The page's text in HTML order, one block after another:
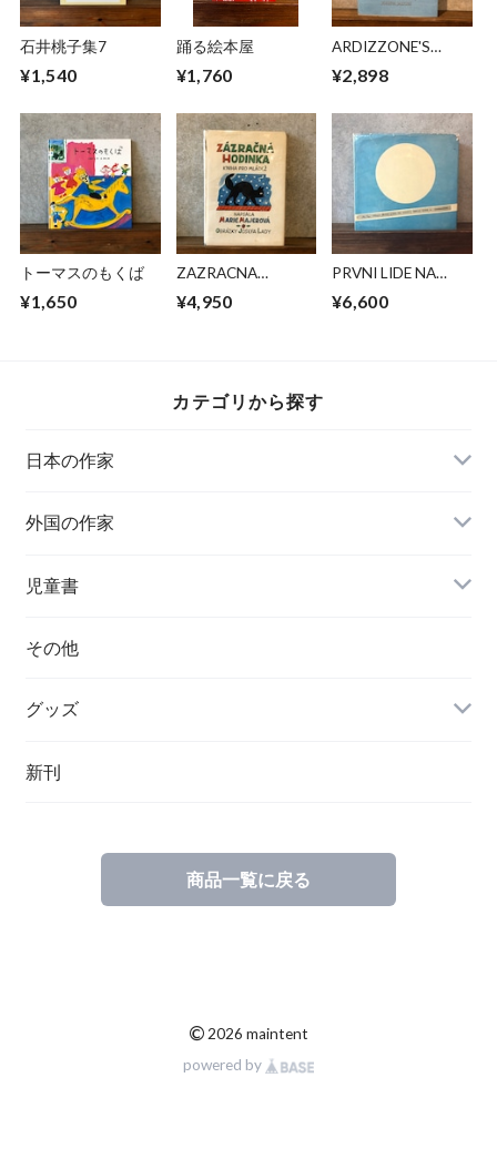
石井桃子集7
¥1,540
踊る絵本屋
¥1,760
ARDIZZONE'S
TALES
¥2,898
トーマスのもくば
¥1,650
ZAZRACNA
¥4,950
PRVNI LIDE NA
¥6,600
カテゴリから探す
日本の作家
外国の作家
チェコ
ハンガリー
その他
ポーランド
児童書
その他
グッズ
新刊
商品一覧に戻る
© 2026 maintent
powered by